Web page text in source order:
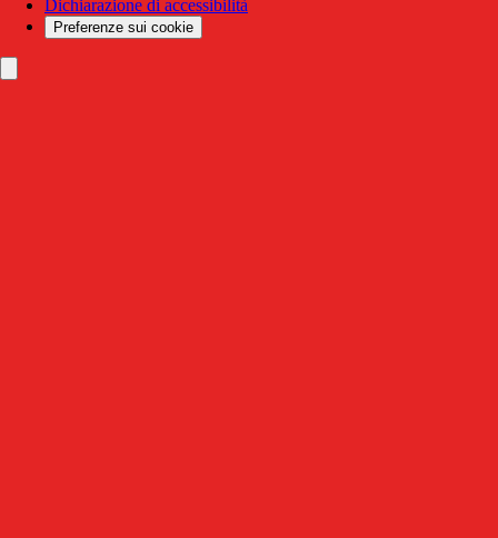
Dichiarazione di accessibilità
Preferenze sui cookie